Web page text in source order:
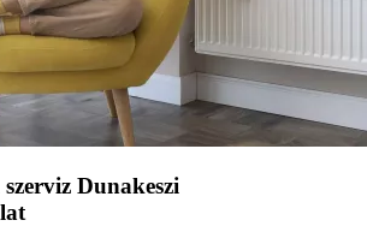
Dunakeszi